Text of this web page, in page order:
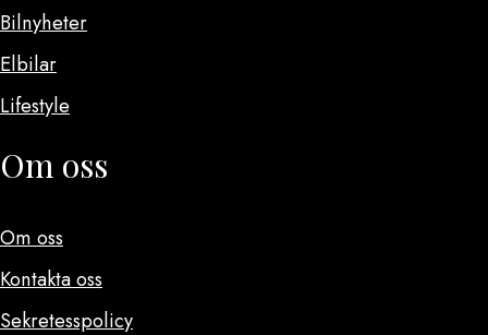
Bilnyheter
Elbilar
Lifestyle
Om oss
Om oss
Kontakta oss
Sekretesspolicy